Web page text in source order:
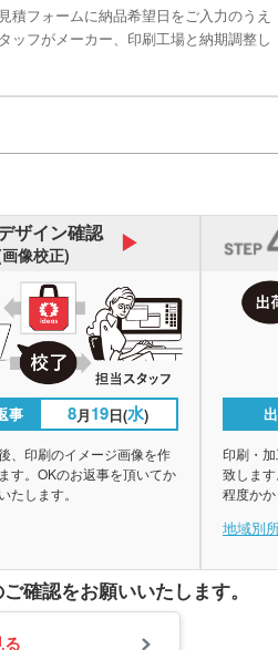
積フォームに納品希望日をご入力のうえ
ッフがメーカー、印刷工場と納期調整し
ザイン確認
像校正)
事 8月19日(水)
、印刷のイメージ画像を作
す。OKのお返事を頂いてか
たします。
印刷・
致しま
程度か
地域別
確認をお願いいたします。